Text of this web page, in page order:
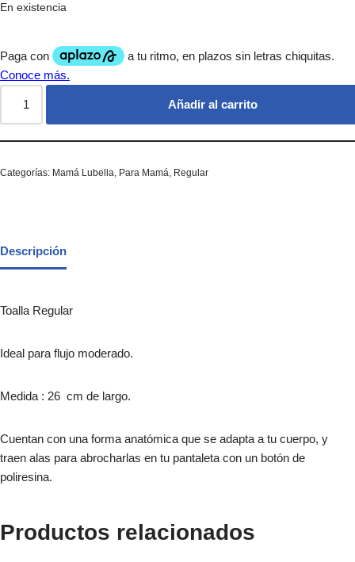
En existencia
Añadir al carrito
Categorías: Mamá Lubella Para Mamá Regular
Descripción
Toalla Regular
Ideal para flujo moderado.
Medida : 26 cm de largo.
Cuentan con una forma anatómica que se adapta a tu cuerpo, y
traen alas para abrocharlas en tu pantaleta con un botón de
poliresina.
Productos relacionados